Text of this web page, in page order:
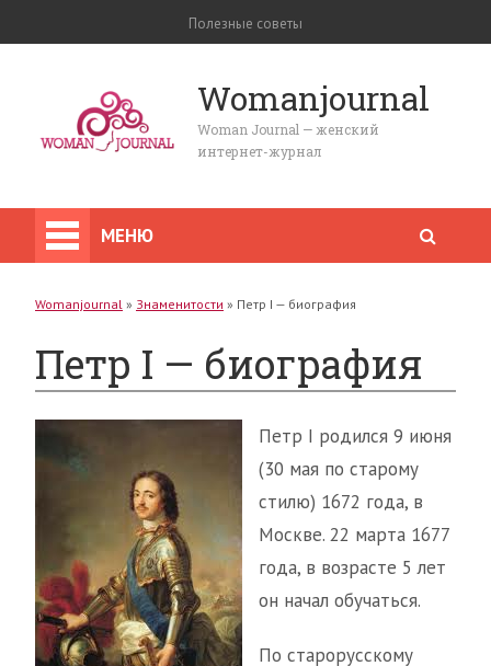
Полезные советы
Womanjournal
Woman Journal — женский
интернет-журнал
МЕНЮ
Womanjournal » Знаменитости » Петр I — биография
Петр I — биография
Петр I родился 9 июня
(30 мая по старому
стилю) 1672 года, в
Москве. 22 марта 1677
года, в возрасте 5 лет
он начал обучаться.
По старорусскому